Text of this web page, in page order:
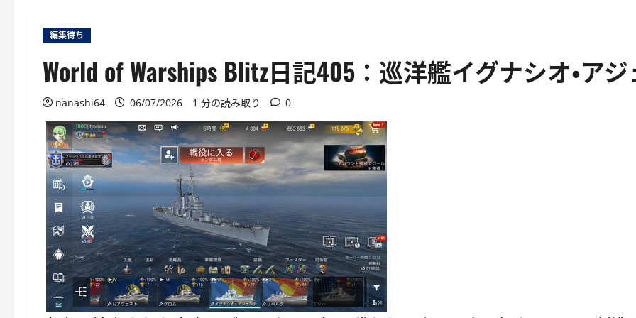
編集待ち
World of Warships Blitz日記405：巡洋艦イグナシオ・ア
nanashi64 06/07/2026 1 分の読み取り 0